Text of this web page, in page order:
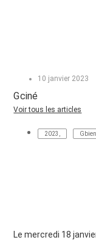
10 janvier 2023
Gciné
Voir tous les articles
2023
Le mercredi 18